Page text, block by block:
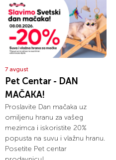
7 avgust
Pet Centar - DAN
MAČAKA!
Proslavite Dan mačaka uz
omiljenu hranu za vašeg
mezimca i iskoristite 20%
popusta na suvu i vlažnu hranu.
Posetite Pet centar